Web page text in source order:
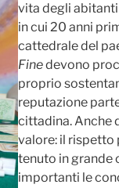
vita degli
in cui 20 anni
cattedrale del
Finedevono
proprio
reputazione
cittadina. Anche
valore: il rispetto
tenuto in grande
importanti le